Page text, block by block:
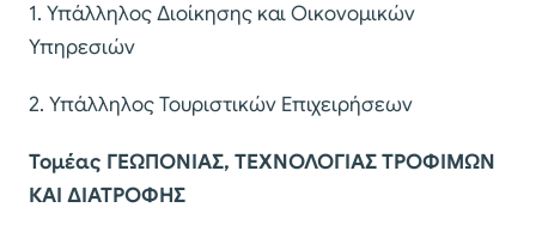
1. Υπάλληλος Διοίκησης και Οικονομικών
Υπηρεσιών
2. Υπάλληλος Τουριστικών Επιχειρήσεων
Τομέας ΓΕΩΠΟΝΙΑΣ, ΤΕΧΝΟΛΟΓΙΑΣ ΤΡΟΦΙΜΩΝ
ΚΑΙ ΔΙΑΤΡΟΦΗΣ